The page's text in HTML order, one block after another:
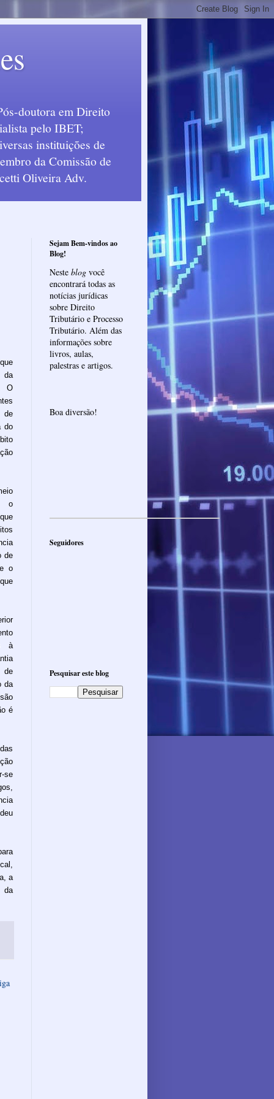
doutora em Direito
pelo IBET;
instituições de
da Comissão de
Oliveira Adv.
da
O
de
do
o
de
o
à
de
da
é
se
a
da
Sejam Bem-vindos ao
Blog!
Neste blog você
encontrará todas as
notícias jurídicas
sobre Direito
Tributário e Processo
Tributário. Além das
informações sobre
livros, aulas,
palestras e artigos.
Boa diversão!
Seguidores
Pesquisar este blog